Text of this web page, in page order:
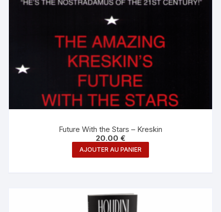
Future With the Stars – Kreskin
20.00 €
AJOUTER AU PANIER